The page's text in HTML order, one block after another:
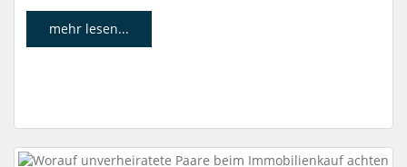
mehr lesen...